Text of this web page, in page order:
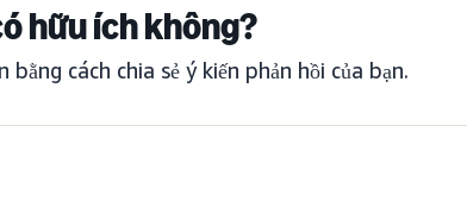
hữu ích không?
cách chia sẻ ý kiến phản hồi của bạn.